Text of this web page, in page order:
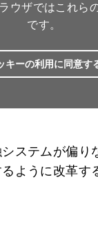
ウザではこれら
です。
キーの利用に同意す
ステムが偏り
ように改革す